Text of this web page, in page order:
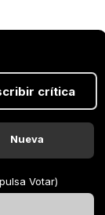
crítica
Nueva
Votar)